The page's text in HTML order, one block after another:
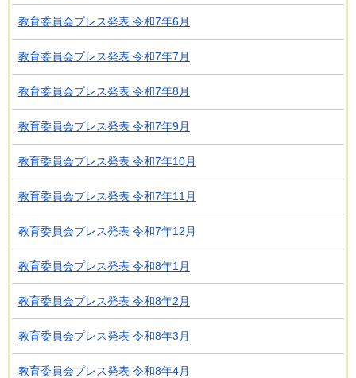
教育委員会プレス発表 令和7年6月
教育委員会プレス発表 令和7年7月
教育委員会プレス発表 令和7年8月
教育委員会プレス発表 令和7年9月
教育委員会プレス発表 令和7年10月
教育委員会プレス発表 令和7年11月
教育委員会プレス発表 令和7年12月
教育委員会プレス発表 令和8年1月
教育委員会プレス発表 令和8年2月
教育委員会プレス発表 令和8年3月
教育委員会プレス発表 令和8年4月